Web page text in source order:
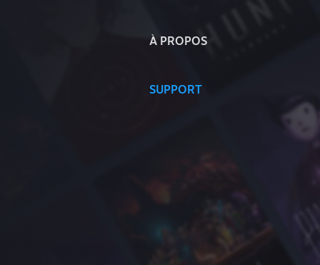
À PROPOS
SUPPORT